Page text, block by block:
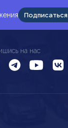
Подписаться
на нас